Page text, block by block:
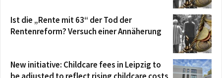
Ist die „Rente mit 63“ der Tod der
Rentenreform? Versuch einer Annäherung
New initiative: Childcare fees in Leipzig to